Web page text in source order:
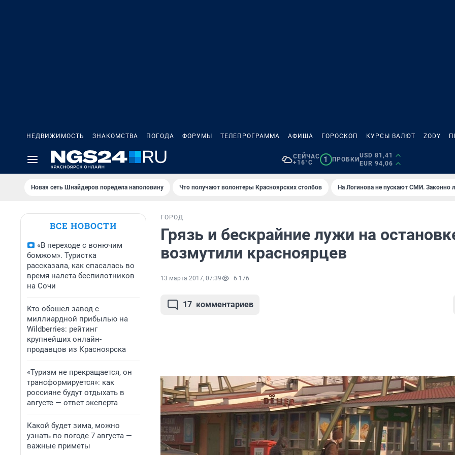
НЕДВИЖИМОСТЬ ЗНАКОМСТВА ПОГОДА ФОРУМЫ ТЕЛЕПРОГРАММА АФИША ГОРОСКОП КУРСЫ ВАЛЮТ ZODY
СЕЙЧАС
+16°C
1 ПРОБКИ
USD 81,41
EUR 94,06
Новая сеть Шнайдеров поредела наполовину Что получают волонтеры Красноярских столбов На Логинова не пускают СМИ. Законно
ВСЕ НОВОСТИ
«В переходе с вонючим
бомжом». Туристка
рассказала, как спасалась во
время налета беспилотников
на Сочи
Кто обошел завод с
миллиардной прибылью на
Wildberries: рейтинг
крупнейших онлайн-
продавцов из Красноярска
«Туризм не прекращается, он
трансформируется»: как
россияне будут отдыхать в
августе — ответ эксперта
Какой будет зима, можно
узнать по погоде 7 августа —
важные приметы
ГОРОД
Грязь и бескрайние лужи на
возмутили красноярцев
13 марта 2017, 07:39 6 176
17 комментариев